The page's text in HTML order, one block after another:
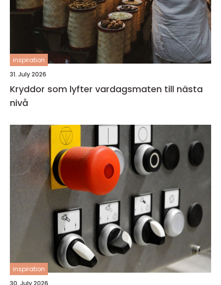
inspiration
31. July 2026
Kryddor som lyfter vardagsmaten till nästa
nivå
inspiration
30. July 2026